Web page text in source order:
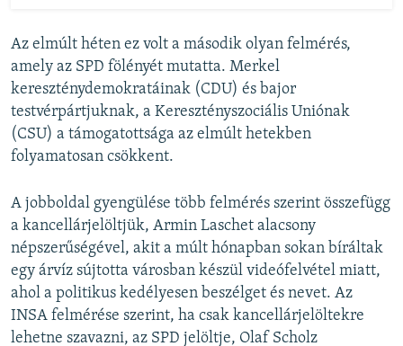
Az elmúlt héten ez volt a második olyan felmérés,
amely az SPD fölényét mutatta. Merkel
kereszténydemokratáinak (CDU) és bajor
testvérpártjuknak, a Keresztényszociális Uniónak
(CSU) a támogatottsága az elmúlt hetekben
folyamatosan csökkent.
A jobboldal gyengülése több felmérés szerint összefügg
a kancellárjelöltjük, Armin Laschet alacsony
népszerűségével, akit a múlt hónapban sokan bíráltak
egy árvíz sújtotta városban készül videófelvétel miatt,
ahol a politikus kedélyesen beszélget és nevet. Az
INSA felmérése szerint, ha csak kancellárjelöltekre
lehetne szavazni, az SPD jelöltje, Olaf Scholz